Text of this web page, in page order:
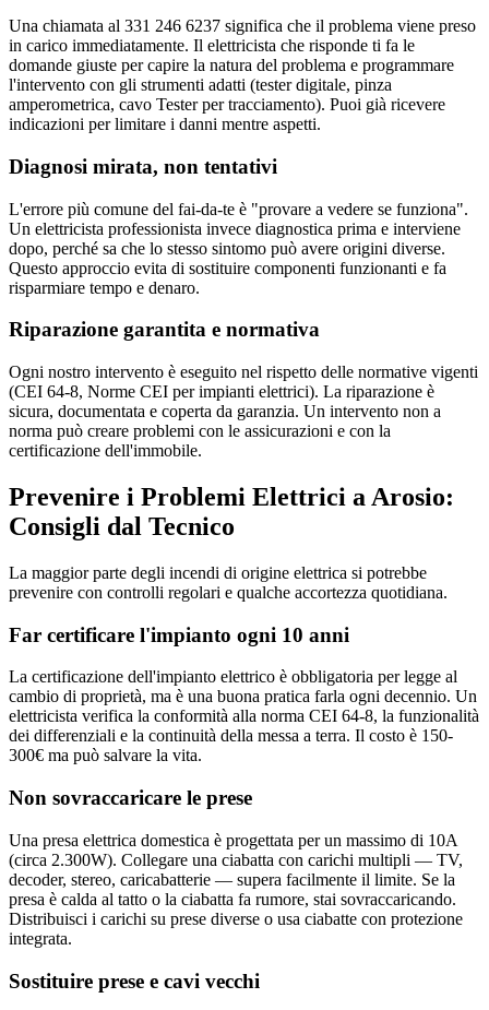
Una chiamata al 331 246 6237 significa che il problema viene preso
in carico immediatamente. Il elettricista che risponde ti fa le
domande giuste per capire la natura del problema e programmare
l'intervento con gli strumenti adatti (tester digitale, pinza
amperometrica, cavo Tester per tracciamento). Puoi già ricevere
indicazioni per limitare i danni mentre aspetti.
Diagnosi mirata, non tentativi
L'errore più comune del fai-da-te è "provare a vedere se funziona".
Un elettricista professionista invece diagnostica prima e interviene
dopo, perché sa che lo stesso sintomo può avere origini diverse.
Questo approccio evita di sostituire componenti funzionanti e fa
risparmiare tempo e denaro.
Riparazione garantita e normativa
Ogni nostro intervento è eseguito nel rispetto delle normative vigenti
(CEI 64-8, Norme CEI per impianti elettrici). La riparazione è
sicura, documentata e coperta da garanzia. Un intervento non a
norma può creare problemi con le assicurazioni e con la
certificazione dell'immobile.
Prevenire i Problemi Elettrici a Arosio:
Consigli dal Tecnico
La maggior parte degli incendi di origine elettrica si potrebbe
prevenire con controlli regolari e qualche accortezza quotidiana.
Far certificare l'impianto ogni 10 anni
La certificazione dell'impianto elettrico è obbligatoria per legge al
cambio di proprietà, ma è una buona pratica farla ogni decennio. Un
elettricista verifica la conformità alla norma CEI 64-8, la funzionalità
dei differenziali e la continuità della messa a terra. Il costo è 150-
300€ ma può salvare la vita.
Non sovraccaricare le prese
Una presa elettrica domestica è progettata per un massimo di 10A
(circa 2.300W). Collegare una ciabatta con carichi multipli — TV,
decoder, stereo, caricabatterie — supera facilmente il limite. Se la
presa è calda al tatto o la ciabatta fa rumore, stai sovraccaricando.
Distribuisci i carichi su prese diverse o usa ciabatte con protezione
integrata.
Sostituire prese e cavi vecchi